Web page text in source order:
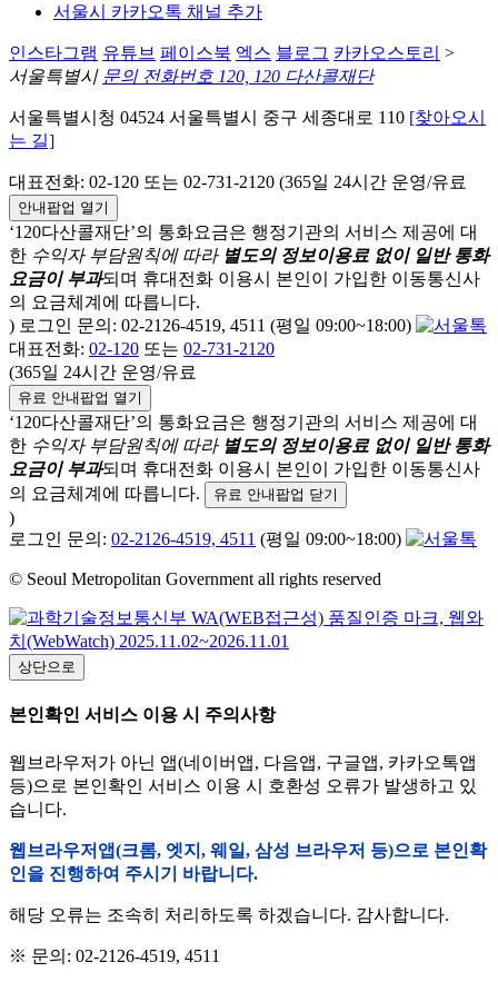
서울시 카카오톡 채널 추가
인스타그램 유튜브 페이스북 엑스 블로그 카카오스토리 >
서울특별시 문의 전화번호 120, 120 다산콜재단
서울특별시청 04524 서울특별시 중구 세종대로 110 [찾아오시
는 길]
대표전화: 02-120 또는 02-731-2120 (365일 24시간 운영/유료
안내팝업 열기
‘120다산콜재단’의 통화요금은 행정기관의 서비스 제공에 대
한 수익자 부담원칙에 따라 별도의 정보이용료 없이 일반 통화
요금이 부과되며 휴대전화 이용시 본인이 가입한 이동통신사
의 요금체계에 따릅니다.
) 로그인 문의: 02-2126-4519, 4511 (평일 09:00~18:00)
대표전화: 02-120 또는 02-731-2120
(365일 24시간 운영/유료
유료 안내팝업 열기
‘120다산콜재단’의 통화요금은 행정기관의 서비스 제공에 대
한 수익자 부담원칙에 따라 별도의 정보이용료 없이 일반 통화
요금이 부과되며 휴대전화 이용시 본인이 가입한 이동통신사
의 요금체계에 따릅니다.
유료 안내팝업 닫기
)
로그인 문의: 02-2126-4519, 4511 (평일 09:00~18:00)
© Seoul Metropolitan Government all rights reserved
상단으로
본인확인 서비스 이용 시 주의사항
웹브라우저가 아닌 앱(네이버앱, 다음앱, 구글앱, 카카오톡앱
등)으로 본인확인 서비스 이용 시 호환성 오류가 발생하고 있
습니다.
웹브라우저앱(크롬, 엣지, 웨일, 삼성 브라우저 등)으로 본인확
인을 진행하여 주시기 바랍니다.
해당 오류는 조속히 처리하도록 하겠습니다. 감사합니다.
※ 문의: 02-2126-4519, 4511